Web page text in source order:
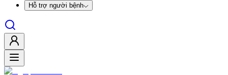
Hỗ trợ người bệnh